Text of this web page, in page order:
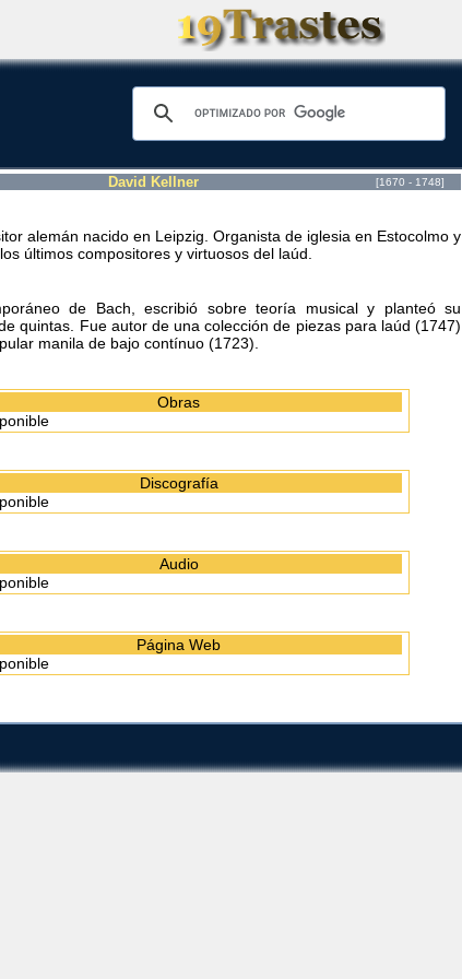
David Kellner [1670 - 1748]
alemán nacido en Leipzig. Organista de iglesia en Estocolmo y
últimos compositores y virtuosos del laúd.
de Bach, escribió sobre teoría musical y planteó su
quintas. Fue autor de una colección de piezas para laúd (1747)
manila de bajo contínuo (1723).
Obras
Discografía
Audio
Página Web